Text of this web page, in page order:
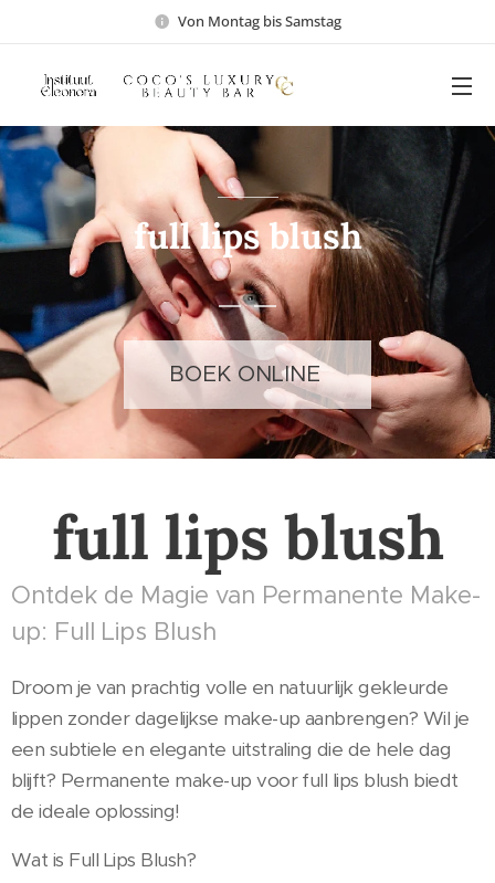
Von Montag bis Samstag
full lips blush
BOEK ONLINE
full lips blush
Ontdek de Magie van Permanente Make-
up: Full Lips Blush
Droom je van prachtig volle en natuurlijk gekleurde
lippen zonder dagelijkse make-up aanbrengen? Wil je
een subtiele en elegante uitstraling die de hele dag
blijft? Permanente make-up voor full lips blush biedt
de ideale oplossing!
Wat is Full Lips Blush?